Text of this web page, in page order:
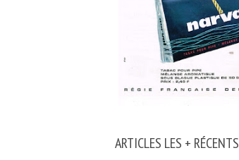
ARTICLES LES + RÉCENTS